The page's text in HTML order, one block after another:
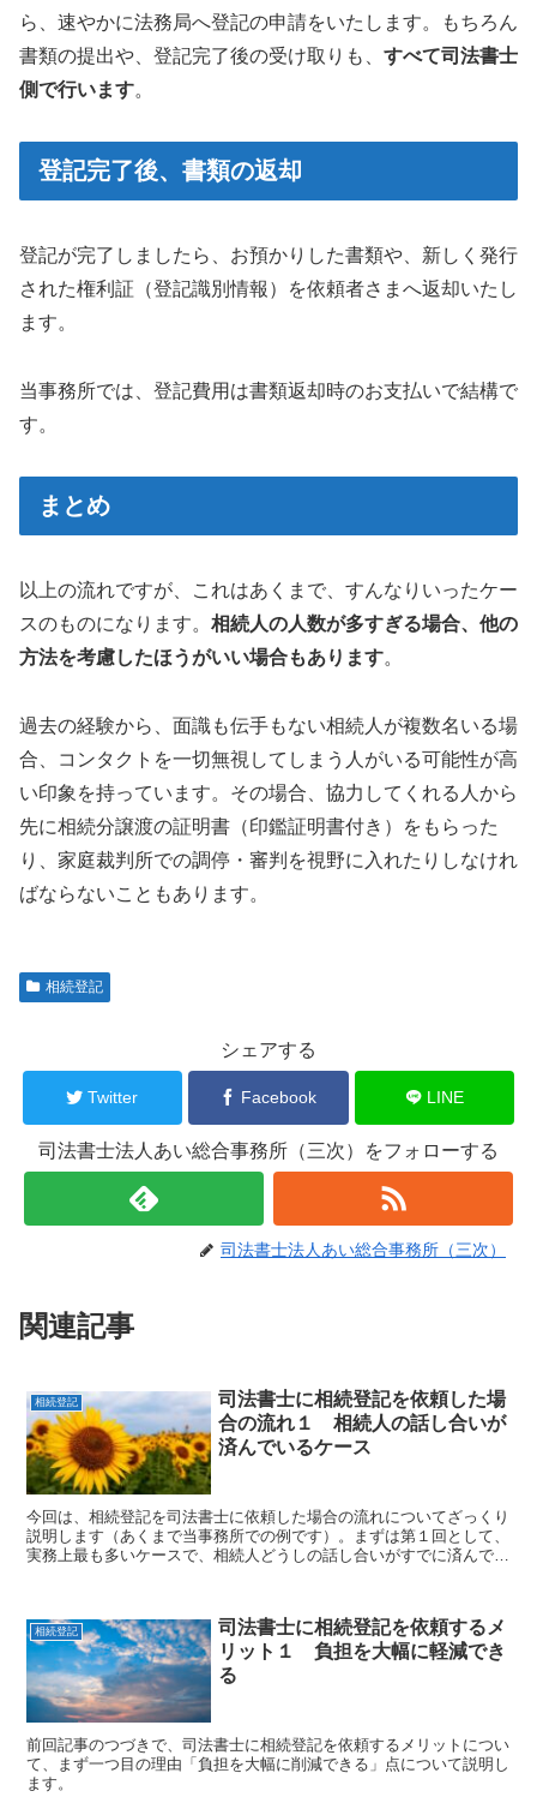
ら、速やかに法務局へ登記の申請をいたします。もちろん
書類の提出や、登記完了後の受け取りも、 すべて司法書士
側で行います。
登記完了後、書類の返却
登記が完了しましたら、お預かりした書類や、新しく発行
された権利証（登記識別情報）を依頼者さまへ返却いたし
ます。
当事務所では、登記費用は書類返却時のお支払いで結構で
す。
まとめ
以上の流れですが、これはあくまで、すんなりいったケー
スのものになります。 相続人の人数が多すぎる場合、他の
方法を考慮したほうがいい場合もあります。
過去の経験から、面識も伝手もない相続人が複数名いる場
合、コンタクトを一切無視してしまう人がいる可能性が高
い印象を持っています。その場合、協力してくれる人から
先に相続分譲渡の証明書（印鑑証明書付き）をもらった
り、家庭裁判所での調停・審判を視野に入れたりしなけれ
ばならないこともあります。
相続登記
シェアする
Twitter Facebook LINE
司法書士法人あい総合事務所（三次）をフォローする
司法書士法人あい総合事務所（三次）
関連記事
相続登記
司法書士に相続登記を依頼した場
合の流れ１ 相続人の話し合いが
済んでいるケース
今回は、相続登記を司法書士に依頼した場合の流れについてざっくり
説明します（あくまで当事務所での例です）。まずは第１回として、
実務上最も多いケースで、相続人どうしの話し合いがすでに済んでい
相続登記
司法書士に相続登記を依頼するメ
リット１ 負担を大幅に軽減でき
る
前回記事のつづきで、司法書士に相続登記を依頼するメリットについ
て、まず一つ目の理由「負担を大幅に削減できる」点について説明し
ます。